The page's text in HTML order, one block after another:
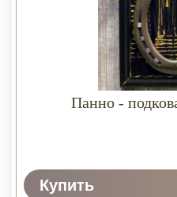
Панно -
Купить